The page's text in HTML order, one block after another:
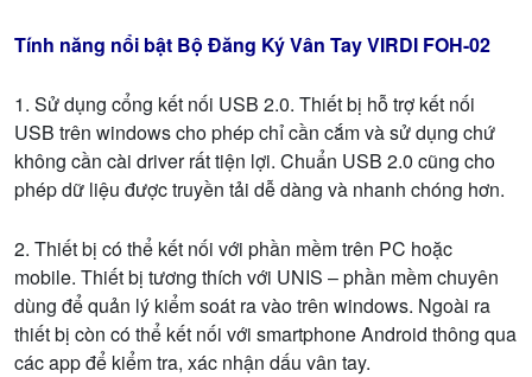
Tính năng nổi bật Bộ Đăng Ký Vân Tay VIRDI FOH-02
1. Sử dụng cổng kết nối USB 2.0. Thiết bị hỗ trợ kết nối
USB trên windows cho phép chỉ cần cắm và sử dụng chứ
không cần cài driver rất tiện lợi. Chuẩn USB 2.0 cũng cho
phép dữ liệu được truyền tải dễ dàng và nhanh chóng hơn.
2. Thiết bị có thể kết nối với phần mềm trên PC hoặc
mobile. Thiết bị tương thích với UNIS – phần mềm chuyên
dùng để quản lý kiểm soát ra vào trên windows. Ngoài ra
thiết bị còn có thể kết nối với smartphone Android thông qua
các app để kiểm tra, xác nhận dấu vân tay.